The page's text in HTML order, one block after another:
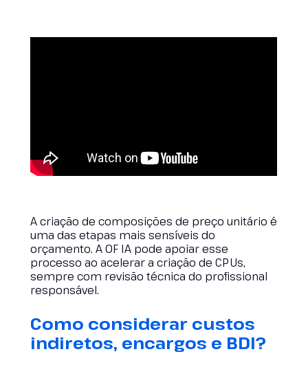
A criação de composições de preço unitário é
uma das etapas mais sensíveis do
orçamento. A OF IA pode apoiar esse
processo ao acelerar a criação de CPUs,
sempre com revisão técnica do profissional
responsável.
Como considerar custos
indiretos, encargos e BDI?